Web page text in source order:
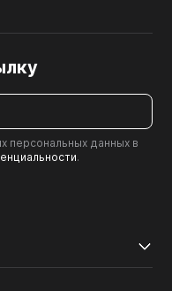
персональных данных в
.